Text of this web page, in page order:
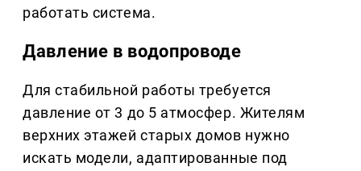
работать система.
Давление в водопроводе
Для стабильной работы требуется
давление от 3 до 5 атмосфер. Жителям
верхних этажей старых домов нужно
искать модели, адаптированные под